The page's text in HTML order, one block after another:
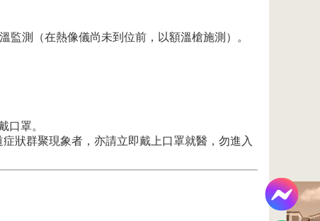
測（在熱像儀尚未到位前，以額溫槍施測）。
口罩。
狀群聚現象者，亦請立即戴上口罩就醫，勿進入